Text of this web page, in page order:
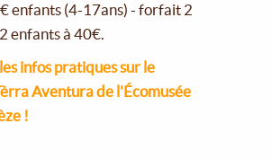
enfants (4-17ans) - forfait 2
enfants à 40€.
infos pratiques sur le
Aventura de l'Écomusée
!